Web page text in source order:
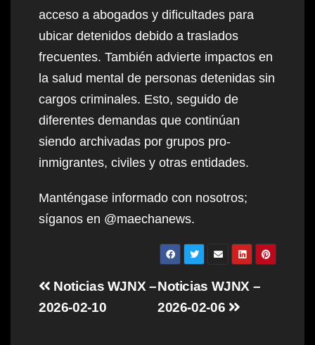
acceso a abogados y dificultades para
ubicar detenidos debido a traslados
frecuentes. También advierte impactos en
la salud mental de personas detenidas sin
cargos criminales. Esto, seguido de
diferentes demandas que continúan
siendo archivadas por grupos pro-
inmigrantes, civiles y otras entidades.
Manténgase informado con nosotros;
síganos en @maechanews.
Post
navigation
Noticias WJNX –
2026-02-06
Noticias WJNX –
2026-02-10